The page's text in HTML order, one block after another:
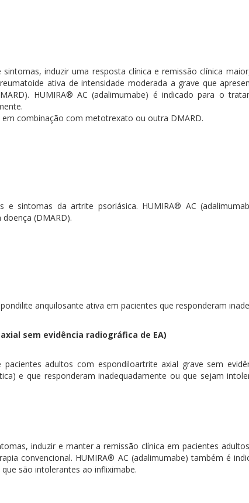
induzir uma resposta clínica e remissão clínica
ativa de intensidade moderada a grave que
HUMIRA® AC (adalimumabe) é indicado para o
combinação com metotrexato ou outra DMARD.
e sintomas da artrite psoriásica. HUMIRA® AC
(DMARD).
anquilosante ativa em pacientes que responderam
sem evidência radiográfica de EA)
adultos com espondiloartrite axial grave sem
e que responderam inadequadamente ou que sejam
induzir e manter a remissão clínica em pacientes
convencional. HUMIRA® AC (adalimumabe) também é
são intolerantes ao infliximabe.